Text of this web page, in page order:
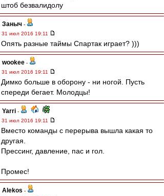
штоб безвалидолу
Заныч -
31 июл 2016 19:11
Опять разные таймы Спартак играет? )))
wookee -
31 июл 2016 19:11
Димко больше в оборону - ни ногой. Пусть
спереди бегает. Молодцы!
Yarri -
31 июл 2016 19:11
Вместо команды с перерыва вышла какая то
другая.
Прессинг, давление, пас и гол.
Промес!
Alekos -